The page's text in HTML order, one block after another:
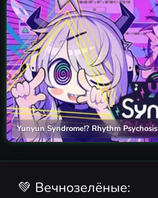
Yunyun Syndrome!? Rhythm Psychosis
💚 Вечнозелёные: